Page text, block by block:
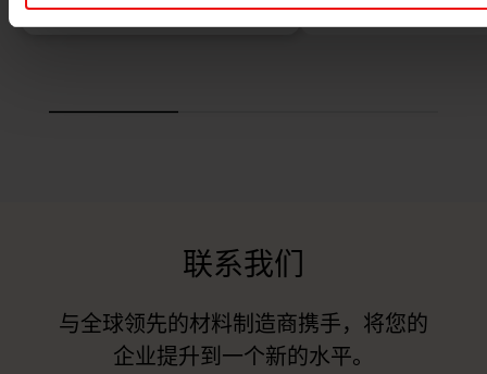
联系我们
与全球领先的材料制造商携手，将您的
企业提升到一个新的水平。